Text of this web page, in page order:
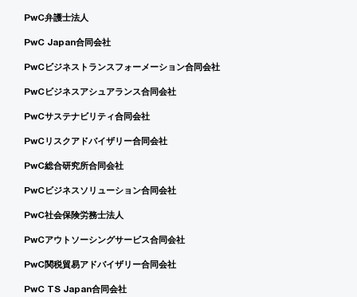
PwC弁護士法人
PwC Japan合同会社
PwCビジネストランスフォーメーション合同会社
PwCビジネスアシュアランス合同会社
PwCサステナビリティ合同会社
PwCリスクアドバイザリー合同会社
PwC総合研究所合同会社
PwCビジネスソリューション合同会社
PwC社会保険労務士法人
PwCアウトソーシングサービス合同会社
PwC関税貿易アドバイザリー合同会社
PwC TS Japan合同会社